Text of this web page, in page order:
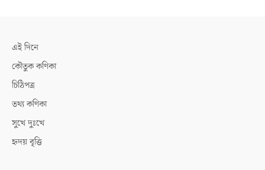
এই দিনে
কৌতুক কণিকা
চিঠিপত্র
তথ্য কণিকা
সুখে দুঃখে
হৃদয় বৃত্তি